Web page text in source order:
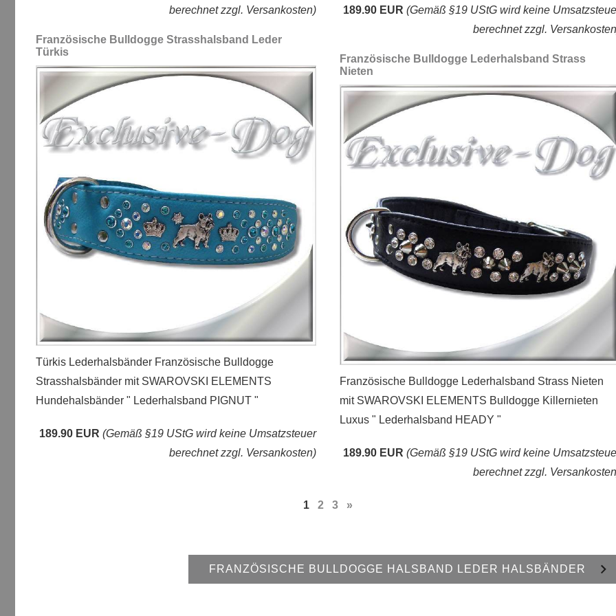
berechnet zzgl. Versankosten)
Französische Bulldogge Strasshalsband Leder
Türkis
Türkis Lederhalsbänder Französische Bulldogge
Strasshalsbänder mit SWAROVSKI ELEMENTS
Hundehalsbänder " Lederhalsband PIGNUT "
189.90 EUR (Gemäß §19 UStG wird keine Umsatzsteuer
berechnet zzgl. Versankosten)
189.90 EUR (Gemäß §19 UStG wird keine
berechnet zzgl.
Französische Bulldogge Lederhalsband Strass
Nieten
Französische Bulldogge Lederhalsband Strass Nieten
mit SWAROVSKI ELEMENTS Bulldogge Killernieten
Luxus " Lederhalsband HEADY "
189.90 EUR (Gemäß §19 UStG wird keine
berechnet zzgl.
1 2 3 »
FRANZÖSISCHE BULLDOGGE HALSBAND LEDER HALSBÄNDER